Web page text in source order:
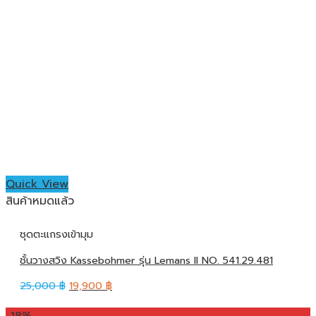
Quick View
สินค้าหมดแล้ว
ชุดตะแกรงเข้ามุม
ชั้นวางสวิง Kassebohmer รุ่น Lemans II NO. 541.29.481
25,000฿ 19,900 ฿